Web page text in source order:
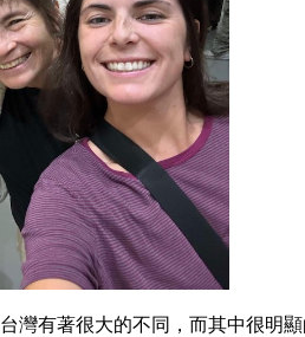
灣有著很大的不同，而其中很明